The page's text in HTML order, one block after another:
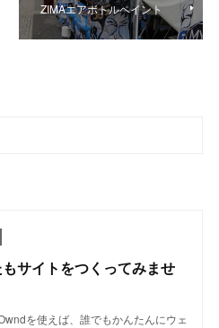
ZIMAエアボトルペイント
サイトをつくってみませ
を使えば、誰でもかんたんにウェ